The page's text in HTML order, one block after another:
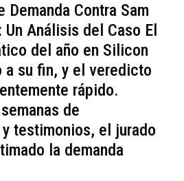
Demanda Contra Sam
Análisis del Caso El
del año en Silicon
a su fin, y el veredicto
rápido.
de
testimonios, el jurado
la demanda